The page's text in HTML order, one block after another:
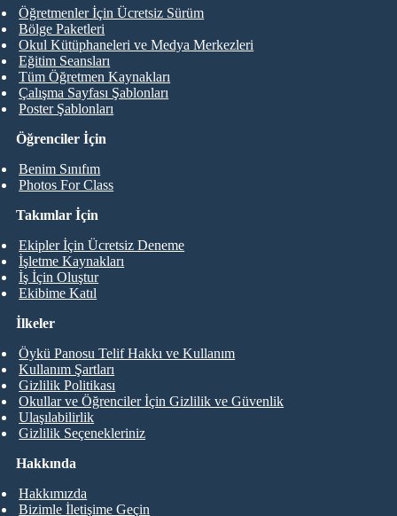
Öğrenciler İçin
Benim Sınıfım
Photos For Class
Öğretmenler İçin Ücretsiz Sürüm
Bölge Paketleri
Okul Kütüphaneleri ve Medya Merkezleri
Eğitim Seansları
Tüm Öğretmen Kaynakları
Çalışma Sayfası Şablonları
Poster Şablonları
Takımlar İçin
Ekipler İçin Ücretsiz Deneme
İşletme Kaynakları
İş İçin Oluştur
Ekibime Katıl
Hakkında
Hakkımızda
Bizimle İletişime Geçin
İlkeler
Öykü Panosu Telif Hakkı ve Kullanım
Kullanım Şartları
Gizlilik Politikası
Okullar ve Öğrenciler İçin Gizlilik ve Güvenlik
Ulaşılabilirlik
Gizlilik Seçenekleriniz